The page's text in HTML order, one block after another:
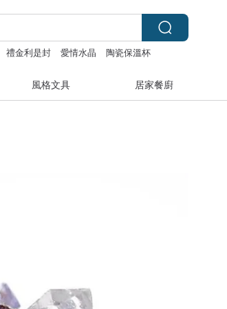
禮金利是封 愛情水晶 陶瓷保溫杯
風格文具 居家餐廚